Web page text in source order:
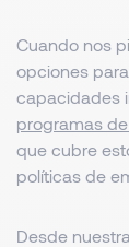
Cuando nos
opciones
capacidades
programas
que cubre
políticas de
Desde